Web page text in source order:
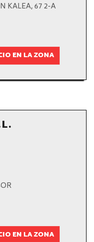
KALEA, 67 2-A
EN LA ZONA
EN LA ZONA